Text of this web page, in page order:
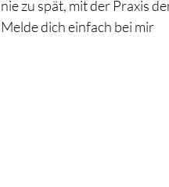
nie zu spät, mit der Praxis
Melde dich einfach bei mir